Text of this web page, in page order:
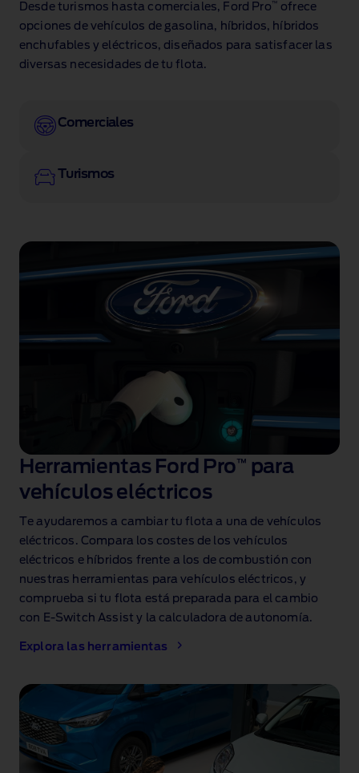
Desde turismos hasta comerciales, Ford Pro ™
ofrece
opciones de vehículos de gasolina, híbridos, híbridos
enchufables y eléctricos, diseñados para satisfacer las
diversas necesidades de tu flota.
Comerciales
Turismos
Herramientas Ford Pro ™
para
vehículos eléctricos
Te ayudaremos a cambiar tu flota a una de vehículos
eléctricos. Compara los costes de los vehículos
eléctricos e híbridos frente a los de combustión con
nuestras herramientas para vehículos eléctricos, y
comprueba si tu flota está preparada para el cambio
con E‑Switch Assist y la calculadora de autonomía.
Explora las herramientas